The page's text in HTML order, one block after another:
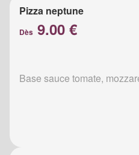
Pizza neptune
Dès 9.00 €
Base sauce tomate,